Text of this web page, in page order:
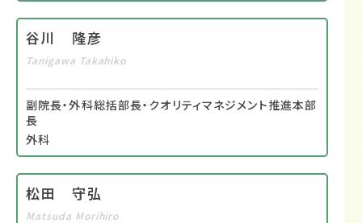
谷川 隆彦
Tanigawa Takahiko
副院長・外科総括部長・クオリティマネジメント推進本部
長
外科
松田 守弘
Matsuda Morihiro